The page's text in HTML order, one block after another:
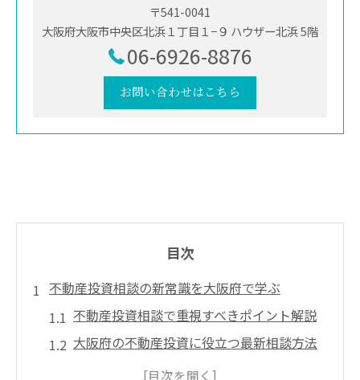
〒541-0041
大阪府大阪市中央区北浜１丁目１−９ ハウザー北浜 5階
06-6926-8876
お問い合わせはこちら
目次
不動産投資相談の新常識を大阪府で学ぶ
不動産投資相談で重視すべきポイント解説
大阪府の不動産投資に役立つ最新相談方法
信頼できる不動産投資相談先の選び方